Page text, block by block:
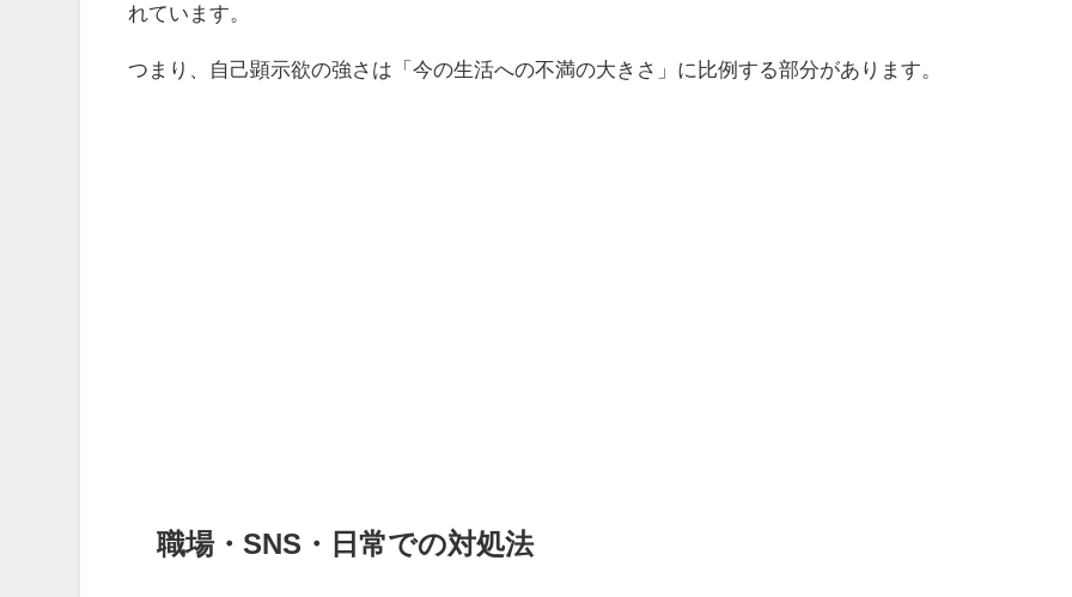
れています。
つまり、自己顕示欲の強さは「今の生活への不満の大きさ」に比例する部分があります。
職場・SNS・日常での対処法